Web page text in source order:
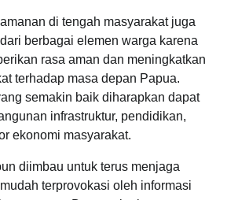
di tengah masyarakat juga
berbagai elemen warga karena
rasa aman dan meningkatkan
terhadap masa depan Papua.
semakin baik diharapkan dapat
infrastruktur, pendidikan,
ekonomi masyarakat.
diimbau untuk terus menjaga
terprovokasi oleh informasi